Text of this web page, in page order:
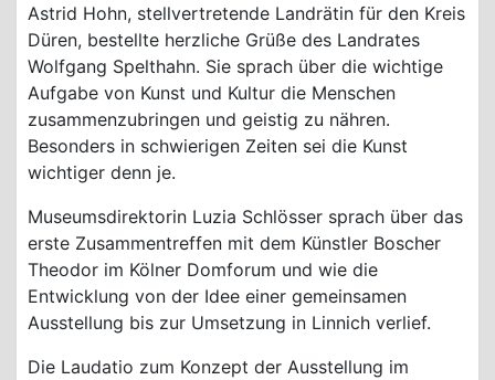
Astrid Hohn, stellvertretende Landrätin für den Kreis
Düren, bestellte herzliche Grüße des Landrates
Wolfgang Spelthahn. Sie sprach über die wichtige
Aufgabe von Kunst und Kultur die Menschen
zusammenzubringen und geistig zu nähren.
Besonders in schwierigen Zeiten sei die Kunst
wichtiger denn je.
Museumsdirektorin Luzia Schlösser sprach über das
erste Zusammentreffen mit dem Künstler Boscher
Theodor im Kölner Domforum und wie die
Entwicklung von der Idee einer gemeinsamen
Ausstellung bis zur Umsetzung in Linnich verlief.
Die Laudatio zum Konzept der Ausstellung im